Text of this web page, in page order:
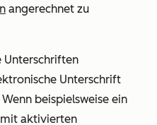
angerechnet zu
Unterschriften
Unterschrift
beispielsweise ein
aktivierten